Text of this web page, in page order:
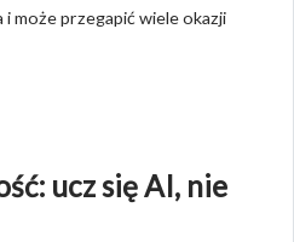
może przegapić wiele okazji
ucz się AI, nie